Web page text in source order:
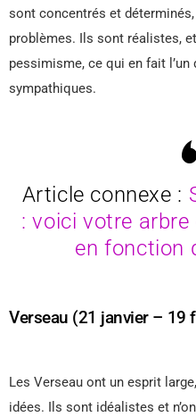
sont concentrés et
problèmes. Ils sont réalistes,
pessimisme, ce qui en fait
sympathiques.
Article connexe :
: voici votre
en fonction
Verseau (21 janvier – 19
Les Verseau ont un esprit
idées. Ils sont idéalistes et